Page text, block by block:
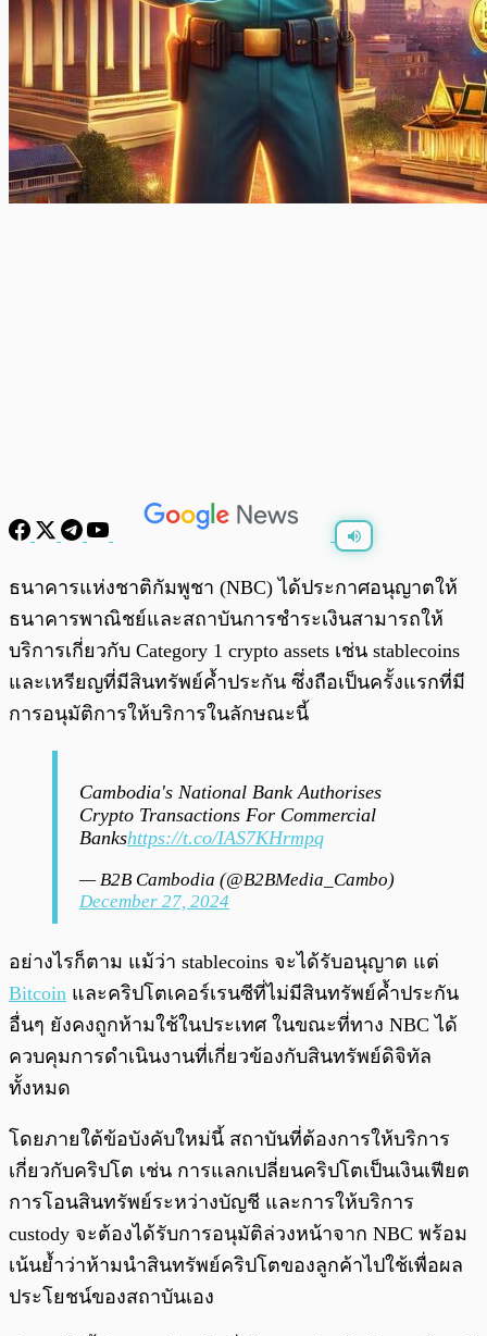
พร้อมเล่น 0:00
ธนาคารแห่งชาติกัมพูชา (NBC) ได้ประกาศอนุญาตให้
ธนาคารพาณิชย์และสถาบันการชำระเงินสามารถให้
บริการเกี่ยวกับ Category 1 crypto assets เช่น stablecoins
และเหรียญที่มีสินทรัพย์ค้ำประกัน ซึ่งถือเป็นครั้งแรกที่มี
การอนุมัติการให้บริการในลักษณะนี้
Cambodia's National Bank Authorises
Crypto Transactions For Commercial
Bankshttps://t.co/IAS7KHrmpq
— B2B Cambodia (@B2BMedia_Cambo)
December 27, 2024
อย่างไรก็ตาม แม้ว่า stablecoins จะได้รับอนุญาต แต่
Bitcoin และคริปโตเคอร์เรนซีที่ไม่มีสินทรัพย์ค้ำประกัน
อื่นๆ ยังคงถูกห้ามใช้ในประเทศ ในขณะที่ทาง NBC ได้
ควบคุมการดำเนินงานที่เกี่ยวข้องกับสินทรัพย์ดิจิทัล
ทั้งหมด
โดยภายใต้ข้อบังคับใหม่นี้ สถาบันที่ต้องการให้บริการ
เกี่ยวกับคริปโต เช่น การแลกเปลี่ยนคริปโตเป็นเงินเฟียต
การโอนสินทรัพย์ระหว่างบัญชี และการให้บริการ
custody จะต้องได้รับการอนุมัติล่วงหน้าจาก NBC พร้อม
เน้นย้ำว่าห้ามนำสินทรัพย์คริปโตของลูกค้าไปใช้เพื่อผล
ประโยชน์ของสถาบันเอง